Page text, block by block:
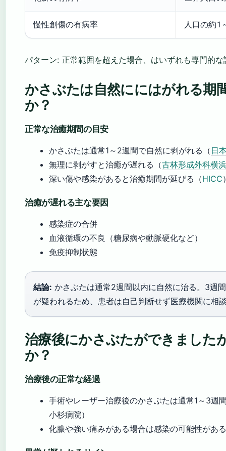
慢性創傷の有病率 人口の約1
パターン: 正常範囲を超えた場合、はいずれも専門的
かさぶたは自然ににはがれる期
か？
正常な治癒期間の目安
かさぶたは通常1～2週間で自然に剥がれる（ 日
無理に剥がすと治癒が遅れる（古林形成外科横
深い傷や感染があると治癒期間が延びる（HICC
治癒が遅れる主な要因
感染症の合併
血液循環の不良（糖尿病や動脈硬化など）
免疫抑制状態
結論: かさぶたは通常2週間以内に自然に治る。3週
が疑われるため、患者は自己判断せず医療機関に相
治療後にかさぶたができました
か？
治療後の正常な経過
手術やレーザー治療後のかさぶたは通常1～3週
小杉病院）
化膿や強い痛みがある場合は感染の可能性があ